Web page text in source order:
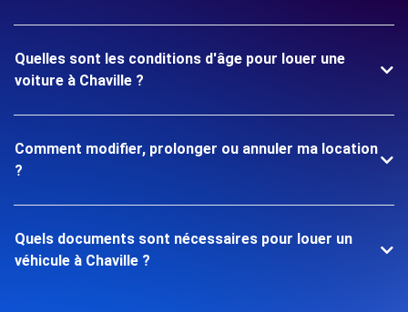
Quelles sont les conditions d'âge pour louer une
voiture à Chaville ?
Comment modifier, prolonger ou annuler ma location
?
Quels documents sont nécessaires pour louer un
véhicule à Chaville ?